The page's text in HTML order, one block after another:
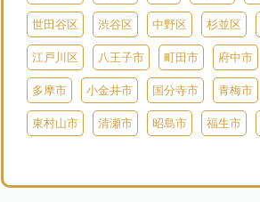
世田谷区 渋谷区 中野区 杉並区
江戸川区 八王子市 町田市 府中市
多摩市 小金井市 国分寺市 青梅市
東村山市 清瀬市 昭島市 福生市
御蔵島 八丈島 青ヶ島 小笠原村